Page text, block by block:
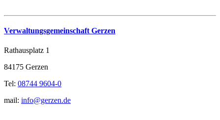
Verwaltungsgemeinschaft Gerzen
Rathausplatz 1
84175 Gerzen
Tel: 08744 9604-0
mail: info@gerzen.de